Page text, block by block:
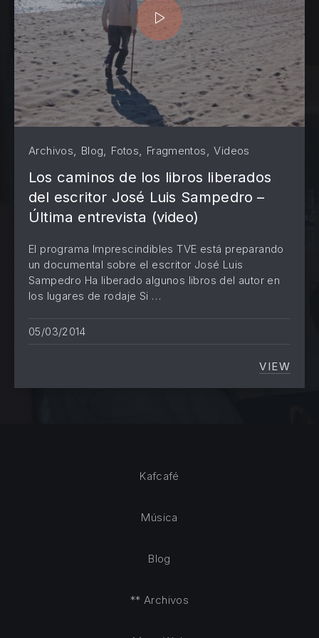
Archivos, Blog, Fotos, Fragmentos,Videos
Los caminos de los libros liberados
del escritor José Luis Sampedro –
Última entrevista (video)
El programa Imprescindibles TVE está preparando
un documental sobre el escritor José Luis
Sampedro Ha liberado algunos libros del autor en
los lugares de rodaje Si …
05/03/2014
VIEW
LOS
Kafcafé
Música
Blog
** Archivos
PREVIOUS